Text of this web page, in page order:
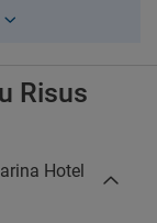
Risus
Hotel